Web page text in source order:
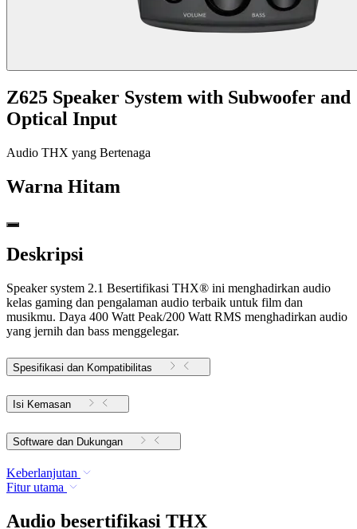
Z625 Speaker System with Subwoofer and
Optical Input
Audio THX yang Bertenaga
Warna Hitam
Deskripsi
Speaker system 2.1 Besertifikasi THX® ini menghadirkan audio
kelas gaming dan pengalaman audio terbaik untuk film dan
musikmu. Daya 400 Watt Peak/200 Watt RMS menghadirkan audio
yang jernih dan bass menggelegar.
Spesifikasi dan Kompatibilitas
Isi Kemasan
Software dan Dukungan
Keberlanjutan
Fitur utama
Audio besertifikasi THX